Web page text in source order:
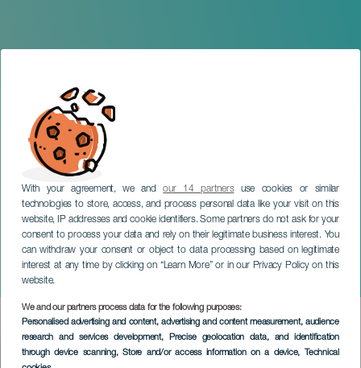
With your agreement, we andour 14 partnersuse cookies or similar
technologies to store, access, and process personal data like your visit on this
website, IP addresses and cookie identifiers. Some partners do not ask for your
consent to process your data and rely on their legitimate business interest. You
can withdraw your consent or object to data processing based on legitimate
interest at any time by clicking on “Learn More” or in our Privacy Policy on this
website.
We and our partners process data for the following purposes:
Personalised advertising and content, advertising and content measurement, audience
research and services development, Precise geolocation data, and identification
through device scanning, Store and/or access information on a device, Technical
Fito Paez
GRAN CANARIA
Imagen
Listado